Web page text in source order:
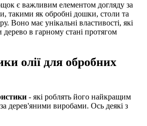
є важливим елементом догляду за
такими як обробні дошки, столи та
Воно має унікальні властивості, які
дерево в гарному стані протягом
олії для обробних
- які роблять його найкращим
дерев'яними виробами. Ось деякі з